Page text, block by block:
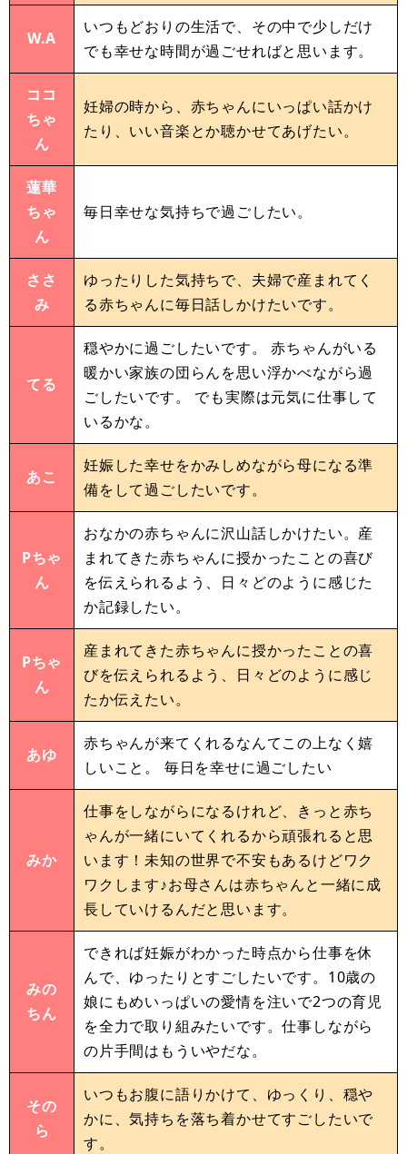
W.A
いつもどおりの生活で、その中で少しだけ
でも幸せな時間が過ごせればと思います。
ココ
ちゃ
ん
妊婦の時から、赤ちゃんにいっぱい話かけ
たり、いい音楽とか聴かせてあげたい。
蓮華
ちゃ
ん
毎日幸せな気持ちで過ごしたい。
ささ
み
ゆったりした気持ちで、夫婦で産まれてく
る赤ちゃんに毎日話しかけたいです。
てる
穏やかに過ごしたいです。 赤ちゃんがいる
暖かい家族の団らんを思い浮かべながら過
ごしたいです。 でも実際は元気に仕事して
いるかな。
あこ
妊娠した幸せをかみしめながら母になる準
備をして過ごしたいです。
Pちゃ
ん
おなかの赤ちゃんに沢山話しかけたい。産
まれてきた赤ちゃんに授かったことの喜び
を伝えられるよう、日々どのように感じた
か記録したい。
Pちゃ
ん
産まれてきた赤ちゃんに授かったことの喜
びを伝えられるよう、日々どのように感じ
たか伝えたい。
あゆ
赤ちゃんが来てくれるなんてこの上なく嬉
しいこと。 毎日を幸せに過ごしたい
みか
仕事をしながらになるけれど、きっと赤ち
ゃんが一緒にいてくれるから頑張れると思
います！未知の世界で不安もあるけどワク
ワクします♪お母さんは赤ちゃんと一緒に成
長していけるんだと思います。
みの
ちん
できれば妊娠がわかった時点から仕事を休
んで、ゆったりとすごしたいです。10歳の
娘にもめいっぱいの愛情を注いで2つの育児
を全力で取り組みたいです。仕事しながら
の片手間はもういやだな。
その
ら
いつもお腹に語りかけて、ゆっくり、穏や
かに、気持ちを落ち着かせてすごしたいで
す。